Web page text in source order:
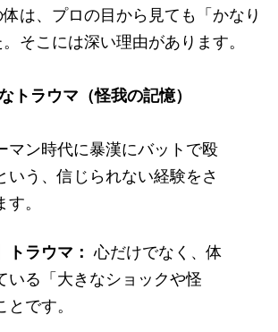
は、プロの目から見ても「かなり
そこには深い理由があります。
トラウマ（怪我の記憶）
マン時代に暴漢にバットで殴
いう、信じられない経験をさ
。
トラウマ： 心だけでなく、体
いる「大きなショックや怪
です。